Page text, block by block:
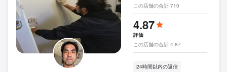
この店舗の合計 710
4.87
評価
この店舗の合計 4.87
24時間以内の返信